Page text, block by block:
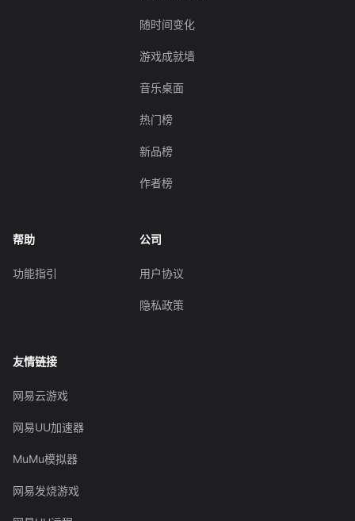
随时间变化
游戏成就墙
音乐桌面
热门榜
新品榜
作者榜
帮助
功能指引
公司
用户协议
隐私政策
友情链接
网易云游戏
网易UU加速器
MuMu模拟器
网易发烧游戏